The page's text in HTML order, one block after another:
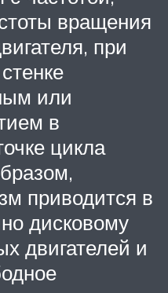
вращения
при
или
в
цикла
приводится в
дисковому
двигателей и